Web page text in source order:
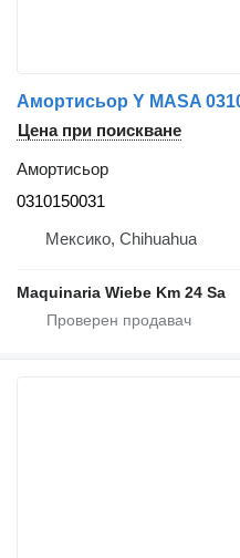
Цена при поискване
Амортисьор
0310150031
Мексико, Chihuahua
Maquinaria Wiebe Km 24 Sa